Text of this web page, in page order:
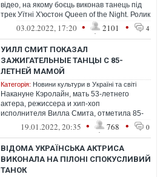
відео, на якому боєць виконав танець під
трек Уїтні Х'юстон Queen of the Night. Ролик
став "вірусним" у мережі ...
03.02.2022, 17:20 • 2101 • 4
УИЛЛ СМИТ ПОКАЗАЛ
ЗАЖИГАТЕЛЬНЫЕ ТАНЦЫ С 85-
ЛЕТНЕЙ МАМОЙ
Категорія: Новини культури в Україні та світі
Накануне Кэролайн, мать 53-летнего
актера, режиссера и хип-хоп
исполнителя Вилла Смита, отметила 85-
летие.19.01.2022, 20:35 • 768 • 0
ВІДОМА УКРАЇНСЬКА АКТРИСА
ВИКОНАЛА НА ПІЛОНІ СПОКУСЛИВИЙ
ТАНОК